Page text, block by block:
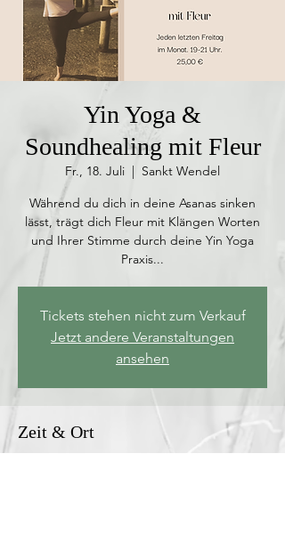
Yin Yoga &
Soundhealing mit Fleur
Fr., 18. Juli
  |
Sankt Wendel
Während du dich in deine Asanas sinken
lässt, trägt dich Fleur mit Klängen Worten
und Ihrer Stimme durch deine Yin Yoga
Praxis...
Tickets stehen nicht zum Verkauf
Jetzt andere Veranstaltungen
ansehen
Zeit & Ort